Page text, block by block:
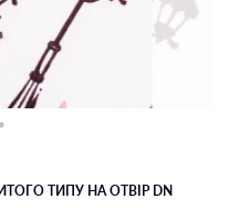
ТИПУ НА ОТВІР DN